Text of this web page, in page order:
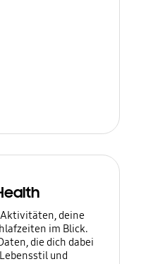
deine
im Blick.
die dich dabei
und